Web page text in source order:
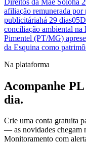
afiliação remunerada por
publicitáriahá 29 dias05
conciliação ambiental
Pimentel (PT/MG)
da Esquina como
Na plataforma
Acompanhe
dia.
Crie uma conta gratuita
— as novidades chegam
Monitoramento com